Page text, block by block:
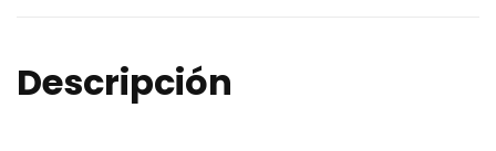
Descripción